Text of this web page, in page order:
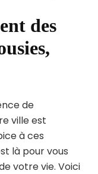
des
de
ville est
à ces
là pour vous
votre vie. Voici